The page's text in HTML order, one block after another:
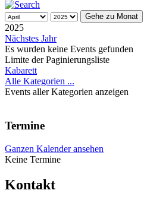
Gehe zu Monat
2025
Nächstes Jahr
Es wurden keine Events gefunden
Limite der Paginierungsliste
Kabarett
Alle Kategorien ...
Events aller Kategorien anzeigen
Termine
Ganzen Kalender ansehen
Keine Termine
Kontakt